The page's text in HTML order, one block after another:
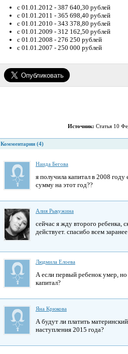
с 01.01.2012 - 387 640,30 рублей
с 01.01.2011 - 365 698,40 рублей
с 01.01.2010 - 343 378,80 рублей
с 01.01.2009 - 312 162,50 рублей
с 01.01.2008 - 276 250 рублей
с 01.01.2007 - 250 000 рублей
Источник: Статья 10
Комментарии (4)
Наида Бегова
я получила капитал в 2008
сумму на этот год??
Алия Рыкужина
сейчас я жду второго ребенка,
действует. спасибо всем
Людмила Елоева
А если первый ребенок умер,
капитал?
Яна Крюкова
А будут ли платить
наступления 2015 года?